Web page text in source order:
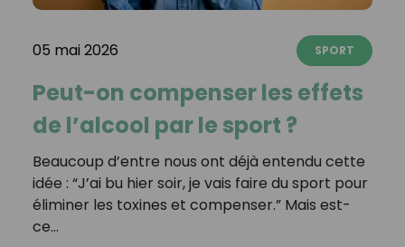
05 mai 2026 SPORT
Peut-on compenser les effets
de l’alcool par le sport ?
Beaucoup d’entre nous ont déjà entendu cette
idée : “J’ai bu hier soir, je vais faire du sport pour
éliminer les toxines et compenser.” Mais est-
ce…